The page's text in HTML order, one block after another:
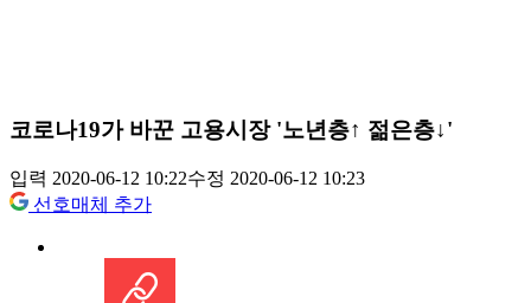
코로나19가 바꾼 고용시장 '노년층↑ 젊은층↓'
입력 2020-06-12 10:22수정 2020-06-12 10:23
선호매체 추가